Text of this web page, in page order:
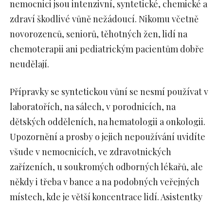
nemocnici jsou intenzivní, syntetické, chemické a
zdraví škodlivé vůně nežádoucí. Nikomu včetně
novorozenců, seniorů, těhotných žen, lidí na
chemoterapii ani pediatrickým pacientům dobře
neudělají.
Přípravky se syntetickou vůní se nesmí používat v
laboratořích, na sálech, v porodnicích, na
dětských odděleních, na hematologii a onkologii.
Upozornění a prosby o jejich nepoužívání uvidíte
všude v nemocnicích, ve zdravotnických
zařízeních, u soukromých odborných lékařů, ale
někdy i třeba v bance a na podobných veřejných
místech, kde je větší koncentrace lidí. Asistentky